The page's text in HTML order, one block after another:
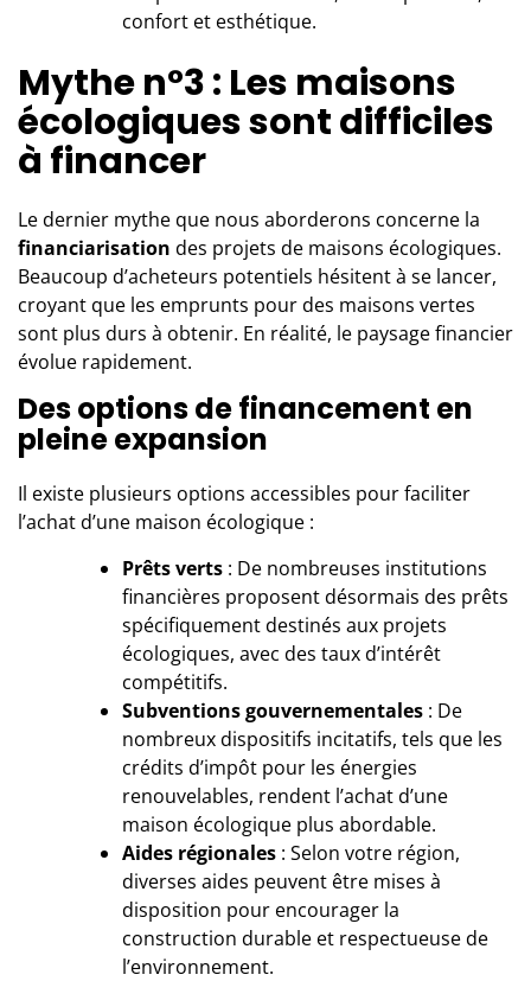
confort et esthétique.
Mythe n°3 : Les maisons
écologiques sont difficiles
à financer
Le dernier mythe que nous aborderons concerne la
financiarisation des projets de maisons écologiques.
Beaucoup d’acheteurs potentiels hésitent à se lancer,
croyant que les emprunts pour des maisons vertes
sont plus durs à obtenir. En réalité, le paysage financier
évolue rapidement.
Des options de financement en
pleine expansion
Il existe plusieurs options accessibles pour faciliter
l’achat d’une maison écologique :
Prêts verts : De nombreuses institutions
financières proposent désormais des prêts
spécifiquement destinés aux projets
écologiques, avec des taux d’intérêt
compétitifs.
Subventions gouvernementales : De
nombreux dispositifs incitatifs, tels que les
crédits d’impôt pour les énergies
renouvelables, rendent l’achat d’une
maison écologique plus abordable.
Aides régionales : Selon votre région,
diverses aides peuvent être mises à
disposition pour encourager la
construction durable et respectueuse de
l’environnement.